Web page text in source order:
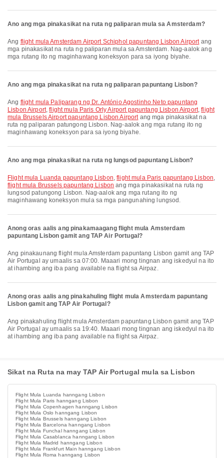
Ano ang mga pinakasikat na ruta ng paliparan mula sa Amsterdam?
Ang flight mula Amsterdam Airport Schiphol papuntang Lisbon Airportang
mga pinakasikat na ruta ng paliparan mula sa Amsterdam. Nag-aalok ang
mga rutang ito ng maginhawang koneksyon para sa iyong biyahe.
Ano ang mga pinakasikat na ruta ng paliparan papuntang Lisbon?
Ang flight mula Paliparang ng Dr. António Agostinho Neto papuntang
Lisbon Airport,flight mula Paris Orly Airport papuntang Lisbon Airport,flight
mula Brussels Airport papuntang Lisbon Airportang mga pinakasikat na
ruta ng paliparan patungong Lisbon. Nag-aalok ang mga rutang ito ng
maginhawang koneksyon para sa iyong biyahe.
Ano ang mga pinakasikat na ruta ng lungsod papuntang Lisbon?
flight mula Luanda papuntang Lisbon,flight mula Paris papuntang Lisbon,
flight mula Brussels papuntang Lisbon ang mga pinakasikat na ruta ng
lungsod patungong Lisbon. Nag-aalok ang mga rutang ito ng
maginhawang koneksyon mula sa mga pangunahing lungsod.
Anong oras aalis ang pinakamaagang flight mula Amsterdam
papuntang Lisbon gamit ang TAP Air Portugal?
Ang pinakaunang flight mula Amsterdam papuntang Lisbon gamit ang TAP
Air Portugal ay umaalis sa 07:00. Maaari mong tingnan ang iskedyul na ito
at ihambing ang iba pang available na flight sa Airpaz.
Anong oras aalis ang pinakahuling flight mula Amsterdam papuntang
Lisbon gamit ang TAP Air Portugal?
Ang pinakahuling flight mula Amsterdam papuntang Lisbon gamit ang TAP
Air Portugal ay umaalis sa 19:40. Maaari mong tingnan ang iskedyul na ito
at ihambing ang iba pang available na flight sa Airpaz.
Sikat na Ruta na may TAP Air Portugal mula sa Lisbon
Flight Mula Luanda hanngang Lisbon
Flight Mula Paris hanngang Lisbon
Flight Mula Copenhagen hanngang Lisbon
Flight Mula Oslo hanngang Lisbon
Flight Mula Brussels hanngang Lisbon
Flight Mula Barcelona hanngang Lisbon
Flight Mula Funchal hanngang Lisbon
Flight Mula Casablanca hanngang Lisbon
Flight Mula Madrid hanngang Lisbon
Flight Mula Frankfurt Main hanngang Lisbon
Flight Mula Roma hanngang Lisbon